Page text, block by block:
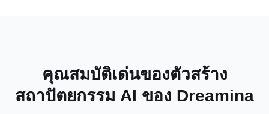
คุณสมบัติเด่นของตัวสร้าง
สถาปัตยกรรม AI ของ Dreamina